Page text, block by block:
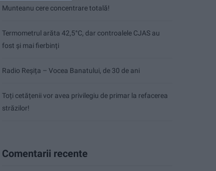
Munteanu cere concentrare totală!
Termometrul arăta 42,5°C, dar controalele CJAS au
fost și mai fierbinți
Radio Reșița – Vocea Banatului, de 30 de ani
Toți cetățenii vor avea privilegiu de primar la refacerea
străzilor!
Comentarii recente